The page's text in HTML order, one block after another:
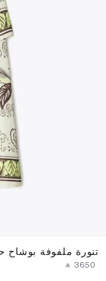
تنورة ملفوفة بوشاح
‎ ⃁ ⁦3650⁩ ‎